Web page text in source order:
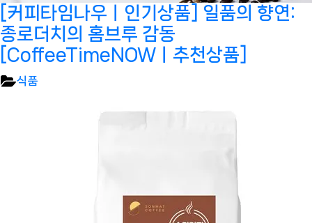
[커피타임나우ㅣ인기상품] 일품의 향연:
종로더치의 홈브루 감동
[CoffeeTimeNOWㅣ추천상품]
식품